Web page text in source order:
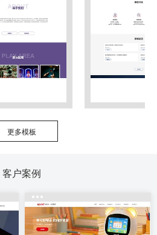
更多模板
客户案例